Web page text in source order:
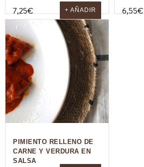
7,25€ + AÑADIR 6,55€
PIMIENTO RELLENO DE
CARNE Y VERDURA EN
SALSA